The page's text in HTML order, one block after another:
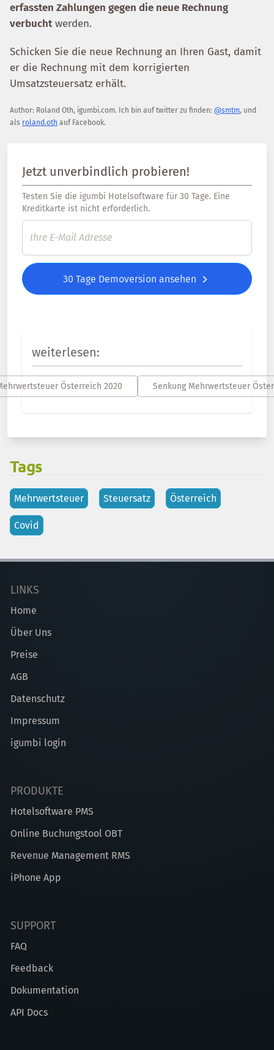
erfassten Zahlungen gegen die neue Rechnung
verbuchtwerden.
Schicken Sie die neue Rechnung an Ihren Gast, damit
er die Rechnung mit dem korrigierten
Umsatzsteuersatz erhält.
Author: Roland Oth, igumbi.com. Ich bin auf twitter zu finden: @smtm, und
als roland.oth auf Facebook.
Jetzt unverbindlich probieren!
Testen Sie die igumbi Hotelsoftware für 30 Tage. Eine
Kreditkarte ist nicht erforderlich.
30 Tage Demoversion ansehen
weiterlesen:
Österreich 2020 Senkung Mehrwertsteuer
Tags
Mehrwertsteuer Steuersatz Österreich
Covid
LINKS
Home
Über Uns
Preise
AGB
Datenschutz
Impressum
igumbi login
PRODUKTE
Hotelsoftware PMS
Online Buchungstool OBT
Revenue Management RMS
iPhone App
SUPPORT
FAQ
Feedback
Dokumentation
API Docs